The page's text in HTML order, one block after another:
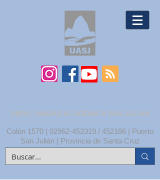
UNPA | UNIDAD ACADÉMICA SAN JULIÁN
Colón 1570 | 02962-452319 / 452186 | Puerto
San Julián | Provincia de Santa Cruz